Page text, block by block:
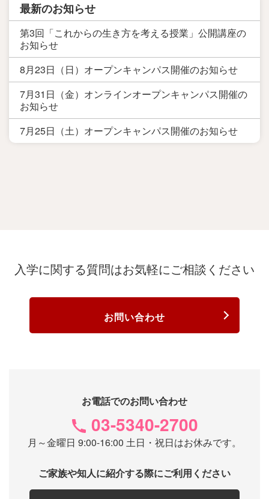
最新のお知らせ
第3回「これからの生き方を考える授業」公開講座の
お知らせ
8月23日（日）オープンキャンパス開催のお知らせ
7月31日（金）オンラインオープンキャンパス開催の
お知らせ
7月25日（土）オープンキャンパス開催のお知らせ
入学に関する質問はお気軽にご相談ください
お問い合わせ
お電話でのお問い合わせ
03-5340-2700
月～金曜日 9:00-16:00 土日・祝日はお休みです。
ご家族や知人に紹介する際にご利用ください